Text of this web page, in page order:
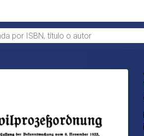
por ISBN, título o autor